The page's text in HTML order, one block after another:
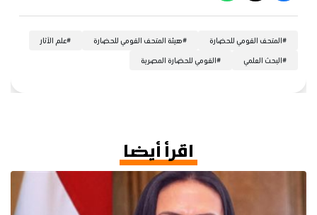
#المتحف القومي للحضارة #هيئة المتحف القومي للحضارة #علم الآثار
#البحث العلمي #القومي للحضارة المصرية
اقرأ أيضا